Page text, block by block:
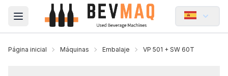
Open main menu
Página inicial Máquinas Embalaje VP 501 + SW 60T